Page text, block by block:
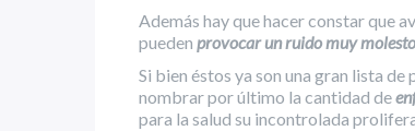
Además hay que hacer constar que
pueden provocar un ruido muy molesto
Si bien éstos ya son una gran lista
nombrar por último la cantidad de
para la salud su incontrolada